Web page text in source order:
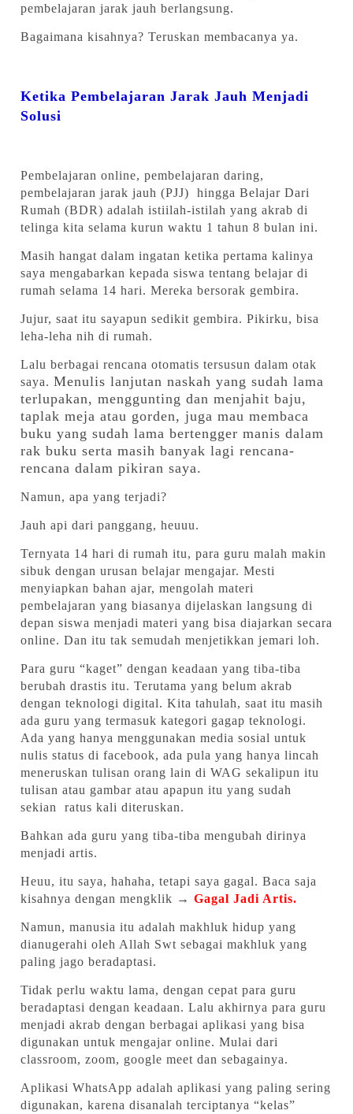
pembelajaran jarak jauh berlangsung.
Bagaimana kisahnya? Teruskan membacanya ya.
Ketika Pembelajaran Jarak Jauh Menjadi
Solusi
Pembelajaran online, pembelajaran daring,
pembelajaran jarak jauh (PJJ) hingga Belajar Dari
Rumah (BDR) adalah istiilah-istilah yang akrab di
telinga kita selama kurun waktu 1 tahun 8 bulan ini.
Masih hangat dalam ingatan ketika pertama kalinya
saya mengabarkan kepada siswa tentang belajar di
rumah selama 14 hari. Mereka bersorak gembira.
Jujur, saat itu sayapun sedikit gembira. Pikirku, bisa
leha-leha nih di rumah.
Lalu berbagai rencana otomatis tersusun dalam otak
saya. Menulis lanjutan naskah yang sudah lama
terlupakan, menggunting dan menjahit baju,
taplak meja atau gorden, juga mau membaca
buku yang sudah lama bertengger manis dalam
rak buku serta masih banyak lagi rencana-
rencana dalam pikiran saya.
Namun, apa yang terjadi?
Jauh api dari panggang, heuuu.
Ternyata 14 hari di rumah itu, para guru malah makin
sibuk dengan urusan belajar mengajar. Mesti
menyiapkan bahan ajar, mengolah materi
pembelajaran yang biasanya dijelaskan langsung di
depan siswa menjadi materi yang bisa diajarkan secara
online. Dan itu tak semudah menjetikkan jemari loh.
Para guru “kaget” dengan keadaan yang tiba-tiba
berubah drastis itu. Terutama yang belum akrab
dengan teknologi digital. Kita tahulah, saat itu masih
ada guru yang termasuk kategori gagap teknologi.
Ada yang hanya menggunakan media sosial untuk
nulis status di facebook, ada pula yang hanya lincah
meneruskan tulisan orang lain di WAG sekalipun itu
tulisan atau gambar atau apapun itu yang sudah
sekian ratus kali diteruskan.
Bahkan ada guru yang tiba-tiba mengubah dirinya
menjadi artis.
Heuu, itu saya, hahaha, tetapi saya gagal. Baca saja
kisahnya dengan mengklik → Gagal Jadi Artis.
Namun, manusia itu adalah makhluk hidup yang
dianugerahi oleh Allah Swt sebagai makhluk yang
paling jago beradaptasi.
Tidak perlu waktu lama, dengan cepat para guru
beradaptasi dengan keadaan. Lalu akhirnya para guru
menjadi akrab dengan berbagai aplikasi yang bisa
digunakan untuk mengajar online. Mulai dari
classroom, zoom, google meet dan sebagainya.
Aplikasi WhatsApp adalah aplikasi yang paling sering
digunakan, karena disanalah terciptanya “kelas”